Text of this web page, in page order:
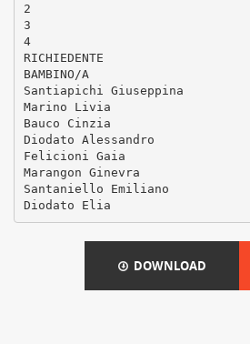
2
3
4
RICHIEDENTE
BAMBINO/A
Santiapichi Giuseppina
Marino Livia
Bauco Cinzia
Diodato Alessandro
Felicioni Gaia
Marangon Ginevra
Santaniello Emiliano
DOWNLOAD